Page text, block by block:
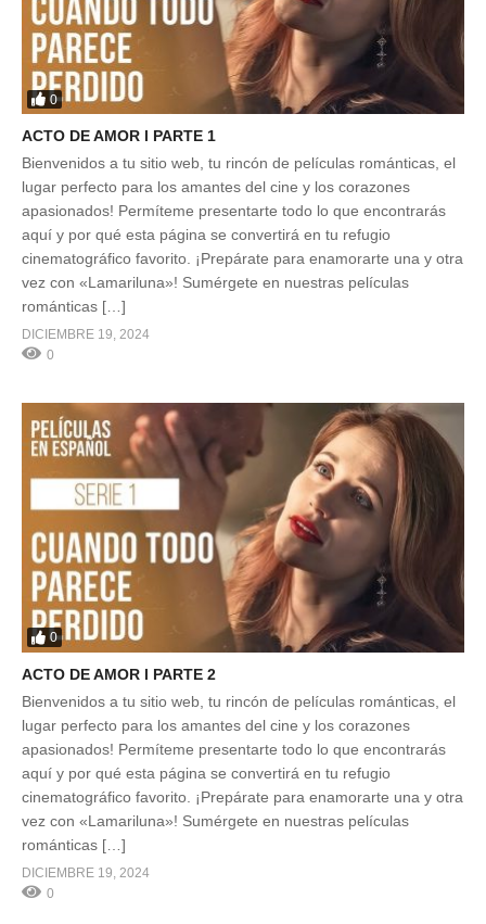
0
ACTO DE AMOR l PARTE 1
Bienvenidos a tu sitio web, tu rincón de películas románticas, el
lugar perfecto para los amantes del cine y los corazones
apasionados! Permíteme presentarte todo lo que encontrarás
aquí y por qué esta página se convertirá en tu refugio
cinematográfico favorito. ¡Prepárate para enamorarte una y otra
vez con «Lamariluna»! Sumérgete en nuestras películas
románticas […]
DICIEMBRE 19, 2024
0
0
ACTO DE AMOR l PARTE 2
Bienvenidos a tu sitio web, tu rincón de películas románticas, el
lugar perfecto para los amantes del cine y los corazones
apasionados! Permíteme presentarte todo lo que encontrarás
aquí y por qué esta página se convertirá en tu refugio
cinematográfico favorito. ¡Prepárate para enamorarte una y otra
vez con «Lamariluna»! Sumérgete en nuestras películas
románticas […]
DICIEMBRE 19, 2024
0